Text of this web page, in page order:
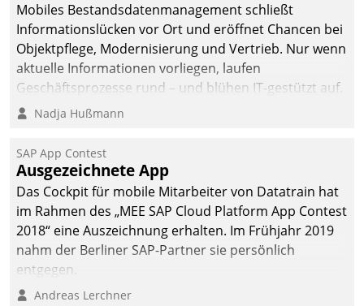
Mobiles Bestandsdatenmanagement schließt
Informationslücken vor Ort und eröffnet Chancen bei
Objektpflege, Modernisierung und Vertrieb. Nur wenn
aktuelle Informationen vorliegen, laufen
Geschäftsprozesse rund – und blühen IT-gestützt auf.
Nadja Hußmann
SAP App Contest
Ausgezeichnete App
Das Cockpit für mobile Mitarbeiter von Datatrain hat
im Rahmen des „MEE SAP Cloud Platform App Contest
2018“ eine Auszeichnung erhalten. Im Frühjahr 2019
nahm der Berliner SAP-Partner sie persönlich
entgegen.
Andreas Lerchner